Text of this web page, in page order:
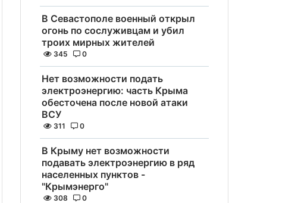
В Севастополе военный открыл
огонь по сослуживцам и убил
троих мирных жителей
345 0
Нет возможности подать
электроэнергию: часть Крыма
обесточена после новой атаки
ВСУ
311 0
В Крыму нет возможности
подавать электроэнергию в ряд
населенных пунктов -
"Крымэнерго"
308 0